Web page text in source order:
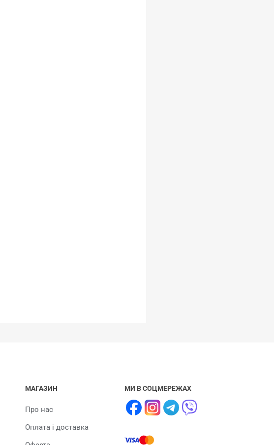
МАГАЗИН
Про нас
Оплата і доставка
МИ В СОЦМЕРЕЖАХ